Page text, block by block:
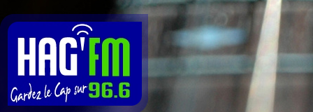
Panneau de gestion des cookies